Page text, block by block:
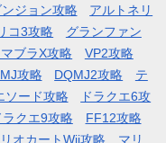
ジョン攻略
アルトネリ
コ3攻略
グランファン
マブラX攻略
VP2攻略
攻略 DQMJ2攻略
テ
ソード攻略
ドラクエ6攻
ラクエ9攻略
FF12攻略
オカートWii攻略 マリ